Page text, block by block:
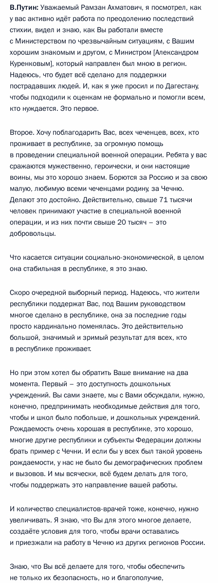
В.Путин: Уважаемый Рамзан Ахматович, я посмотрел, как
у вас активно идёт работа по преодолению последствий
стихии, видел и знаю, как Вы работали вместе
с Министерством по чрезвычайным ситуациям, с Вашим
хорошим знакомым и другом, с Министром [Александром
Куренковым], который направлен был мною в регион.
Надеюсь, что будет всё сделано для поддержки
пострадавших людей. И, как я уже просил и по Дагестану,
чтобы подходили к оценкам не формально и помогли всем,
кто нуждается. Это первое.
Второе. Хочу поблагодарить Вас, всех чеченцев, всех, кто
проживает в республике, за огромную помощь
в проведении специальной военной операции. Ребята у вас
сражаются мужественно, героически, и они настоящие
воины, мы это хорошо знаем. Борются за Россию и за свою
малую, любимую всеми чеченцами родину, за Чечню.
Делают это достойно. Действительно, свыше 71 тысячи
человек принимают участие в специальной военной
операции, и из них почти свыше 20 тысяч – это
добровольцы.
Что касается ситуации социально-экономической, в целом
она стабильная в республике, я это знаю.
Скоро очередной выборный период. Надеюсь, что жители
республики поддержат Вас, под Вашим руководством
многое сделано в республике, она за последние годы
просто кардинально поменялась. Это действительно
большой, значимый и зримый результат для всех, кто
в республике проживает.
Но при этом хотел бы обратить Ваше внимание на два
момента. Первый – это доступность дошкольных
учреждений. Вы сами знаете, мы с Вами обсуждали, нужно,
конечно, предпринимать необходимые действия для того,
чтобы и школ было побольше, и дошкольных учреждений.
Рождаемость очень хорошая в республике, это хорошо,
многие другие республики и субъекты Федерации должны
брать пример с Чечни. И если бы у всех был такой уровень
рождаемости, у нас не было бы демографических проблем
и вызовов. И мы всячески, всё будем делать для того,
чтобы поддержать это направление вашей работы.
И количество специалистов-врачей тоже, конечно, нужно
увеличивать. Я знаю, что Вы для этого многое делаете,
создаёте условия для того, чтобы врачи оставались
и приезжали на работу в Чечню из других регионов России.
Знаю, что Вы всё делаете для того, чтобы обеспечить
не только их безопасность, но и благополучие,